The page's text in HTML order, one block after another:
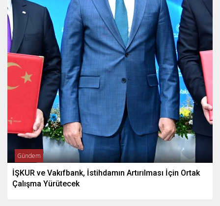
Gündem
İŞKUR ve Vakıfbank, İstihdamın Artırılması İçin Ortak
Çalışma Yürütecek